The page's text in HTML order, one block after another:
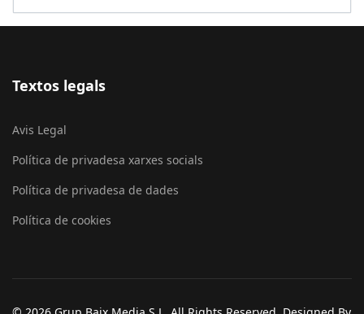
Textos legals
Avis Legal
Política de privadesa xarxes socials
Política de privadesa de dades
Política de cookies